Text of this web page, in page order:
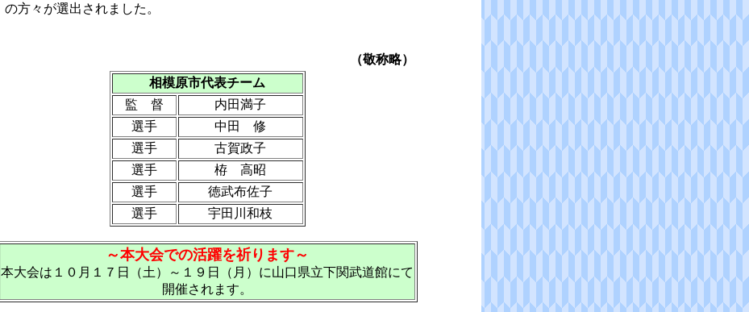
の方々が選出されました。
（敬称略）
相模原市代表チーム
監 督
内田満子
選手
中田 修
選手
古賀政子
選手
栫 高昭
選手
徳武布佐子
選手
宇田川和枝
～本大会での活躍を祈ります～
本大会は１０月１７日（土）～１９日（月）に山口県立下関武道館にて
開催されます。